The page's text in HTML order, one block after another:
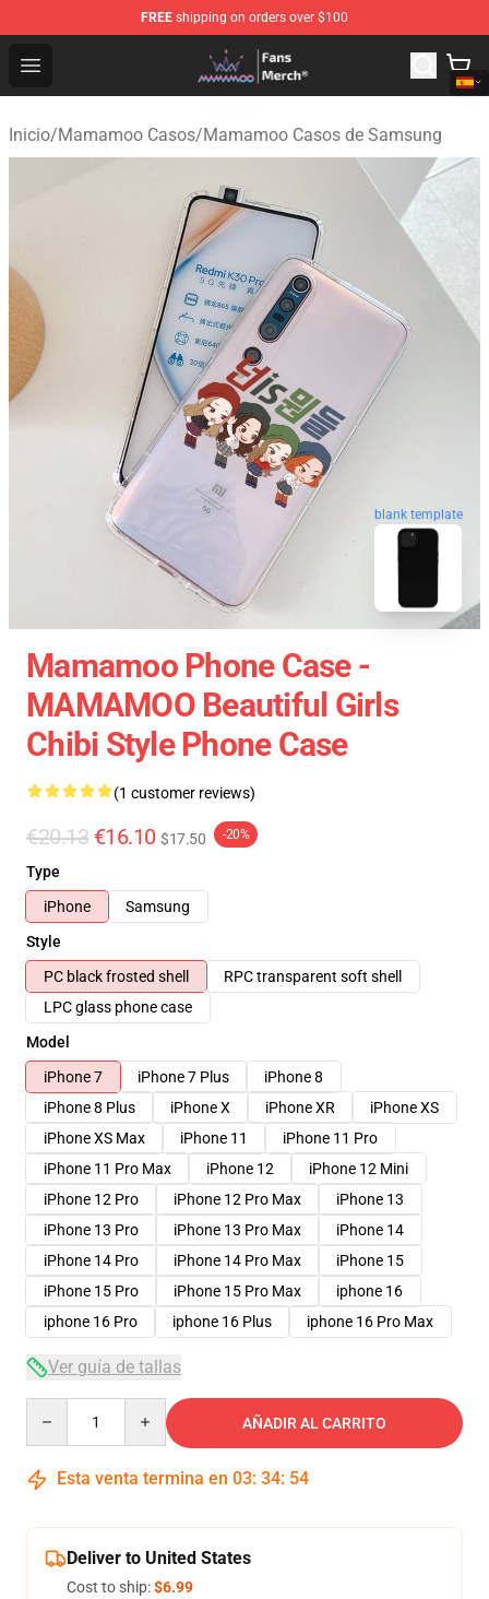
FREE shipping on orders over $100
Open menu
Mamamoo Store - Official Mamamoo Merchandise Shop
Inicio/Mamamoo Casos/Mamamoo Casos de Samsung
blank template
Mamamoo Phone Case -
MAMAMOO Beautiful Girls
Chibi Style Phone Case
(1 customer reviews)
€20.13 €16.10 $17.50 -20%
Type
iPhone
Samsung
Style
PC black frosted shell
RPC transparent soft shell
LPC glass phone case
Model
iPhone 7
iPhone 7 Plus
iPhone 8
iPhone 8 Plus
iPhone X iPhone XR
iPhone XS
iPhone XS Max
iPhone 11
iPhone 11 Pro
iPhone 11 Pro Max
iPhone 12
iPhone 12 Mini
iPhone 12 Pro
iPhone 12 Pro Max
iPhone 13
iPhone 13 Pro
iPhone 13 Pro Max
iPhone 14
iPhone 14 Pro
iPhone 14 Pro Max
iPhone 15
iPhone 15 Pro
iPhone 15 Pro Max
iphone 16
iphone 16 Pro
iphone 16 Plus iphone 16 Pro Max
Ver guía de tallas
AÑADIR AL CARRITO
Esta venta termina en 03: 34: 53
Deliver to United States
Cost to ship:$6.99